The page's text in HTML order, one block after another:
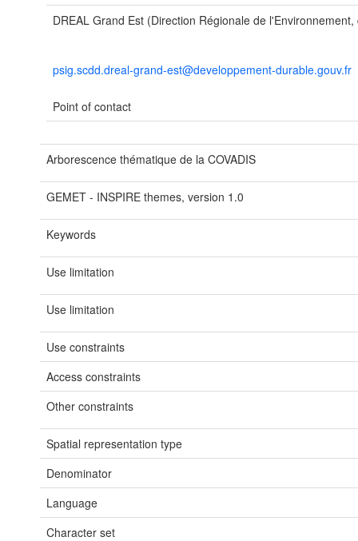
DREAL Grand Est (Direction Régionale de
psig.scdd.dreal-grand-est@developpement-durable.gouv.fr
Point of contact
Arborescence thématique de la COVADIS
GEMET - INSPIRE themes, version 1.0
Keywords
Use limitation
Use limitation
Use constraints
Access constraints
Other constraints
Spatial representation type
Denominator
Language
Character set